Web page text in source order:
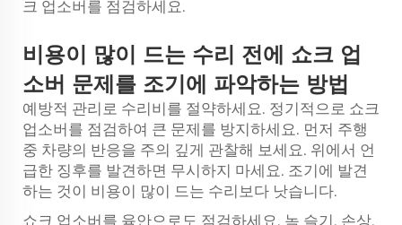
크 업소버를 점검하세요.
비용이 많이 드는 수리 전에 쇼크 업
소버 문제를 조기에 파악하는 방법
예방적 관리로 수리비를 절약하세요. 정기적으로 쇼크
업소버를 점검하여 큰 문제를 방지하세요. 먼저 주행
중 차량의 반응을 주의 깊게 관찰해 보세요. 위에서 언
급한 징후를 발견하면 무시하지 마세요. 조기에 발견
하는 것이 비용이 많이 드는 수리보다 낫습니다.
쇼크 업소버를 육안으로도 점검하세요. 녹 슬기, 손상,